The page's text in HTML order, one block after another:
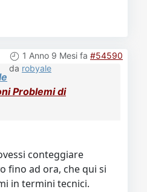
1 Anno 9 Mesi fa #54590
da robyale
Problemi di
conteggiare
fino ad ora, che qui si
in termini tecnici.